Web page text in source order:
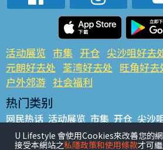
活动展览 市集 开仓 尖沙咀好去
元朗好去处 荃湾好去处 旺角好去
户外郊游 社会福利
热门类别
网民热话 活动展览 市集 开仓 尖沙
铜锣湾好去处 元朗好去处 荃湾好去
餐厅情报 户外郊游
U Lifestyle 會使用Cookies來改善您的
接受本網站之私隱政策和使用條款才可繼